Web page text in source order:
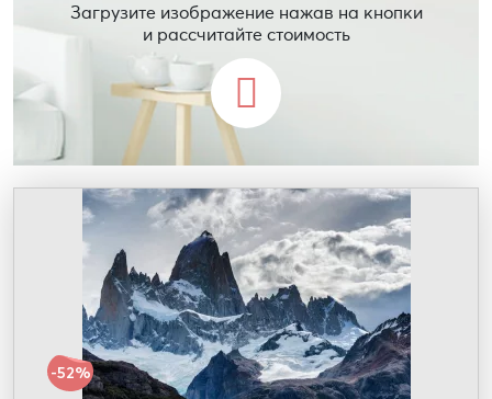
Загрузите изображение нажав на кнопки
и рассчитайте стоимость
-52%